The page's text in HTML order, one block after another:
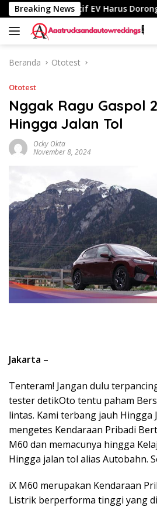
Langsung
ke
konten
Breaking News
Insentif EV Harus Dorong
Beranda Ototest
Ototest
Nggak Ragu Gaspol
Hingga Jalan Tol
Ocky Okta
November 8, 2024
Jakarta –
Tenteram! Jangan dulu
tester detikOto tentu paham
lintas. Kami terbang jauh Hingga
mengetes Kendaraan Pribadi
M60 dan memacunya hingga
Hingga jalan tol alias Autobahn.
iX M60 merupakan Kendaraan
Listrik berperforma tinggi yang